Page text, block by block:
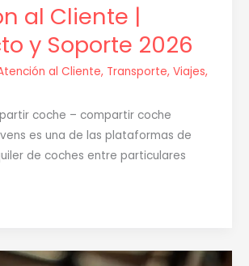
al Cliente |
y Soporte 2026
al Cliente, Transporte, Viajes,
coche – compartir coche
es una de las plataformas de
de coches entre particulares